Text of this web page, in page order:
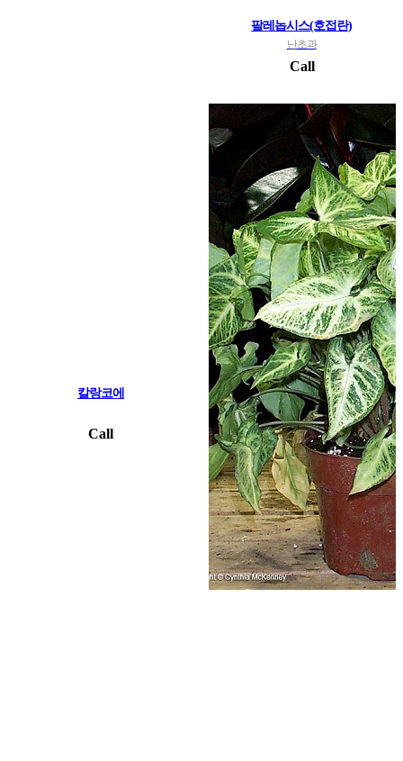
팔레놉시스(호접란)
난초과
Call
칼랑코에
Call